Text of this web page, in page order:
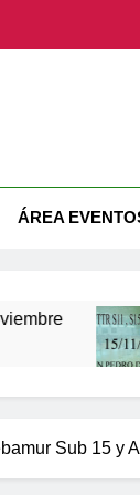
ÁREA
Sub 15 y